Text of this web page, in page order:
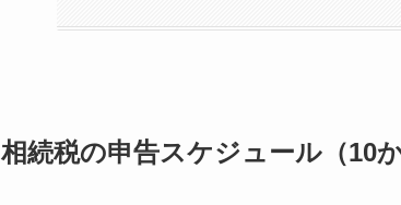
相続税の申告スケジュール（10